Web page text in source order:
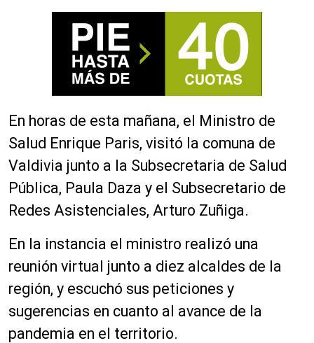
En horas de esta mañana, el Ministro de
Salud Enrique Paris, visitó la comuna de
Valdivia junto a la Subsecretaria de Salud
Pública, Paula Daza y el Subsecretario de
Redes Asistenciales, Arturo Zuñiga.
En la instancia el ministro realizó una
reunión virtual junto a diez alcaldes de la
región, y escuchó sus peticiones y
sugerencias en cuanto al avance de la
pandemia en el territorio.